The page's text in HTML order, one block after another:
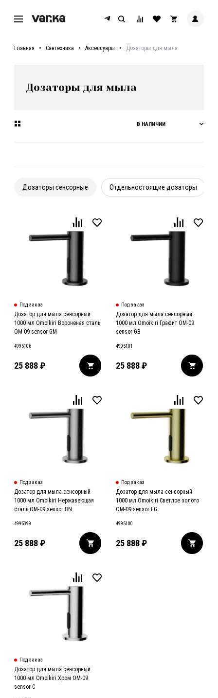
Главная Сантехника Аксессуары Дозаторы для мыла
Дозаторы для мыла
В НАЛИЧИИ
Дозаторы сенсорные Отдельностоящие дозаторы
Под заказ
Дозатор для мыла сенсорный
1000 мл Omoikiri Вороненая сталь
OM-09 sensor GM
4995106
25 888₽
Под заказ
Дозатор для мыла сенсорный
1000 мл Omoikiri Графит OM-09
sensor GB
4995101
25 888 ₽
Под заказ
Дозатор для мыла сенсорный
1000 мл Omoikiri Нержавеющая
сталь OM-09 sensor BN
4995099
25 888₽
Под заказ
Дозатор для мыла сенсорный
1000 мл Omoikiri Светлое золото
OM-09 sensor LG
4995100
25 888 ₽
Под заказ
Дозатор для мыла сенсорный
1000 мл Omoikiri Хром OM-09
sensor C